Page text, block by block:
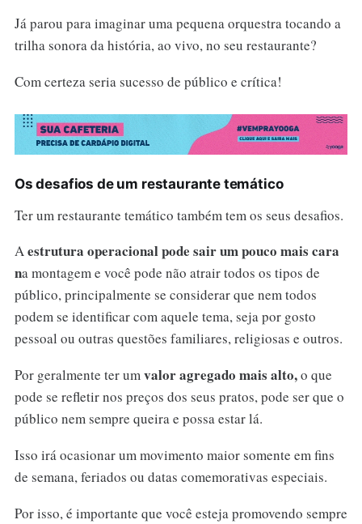
Já parou para imaginar uma pequena orquestra tocando a
trilha sonora da história, ao vivo, no seu restaurante?
Com certeza seria sucesso de público e crítica!
Os desafios de um restaurante temático
Ter um restaurante temático também tem os seus desafios.
Aestrutura operacional pode sair um pouco mais cara
na montagem e você pode não atrair todos os tipos de
público, principalmente se considerar que nem todos
podem se identificar com aquele tema, seja por gosto
pessoal ou outras questões familiares, religiosas e outros.
Por geralmente ter umvalor agregado mais alto,o que
pode se refletir nos preços dos seus pratos, pode ser que o
público nem sempre queira e possa estar lá.
Isso irá ocasionar um movimento maior somente em fins
de semana, feriados ou datas comemorativas especiais.
Por isso, é importante que você esteja promovendo sempre